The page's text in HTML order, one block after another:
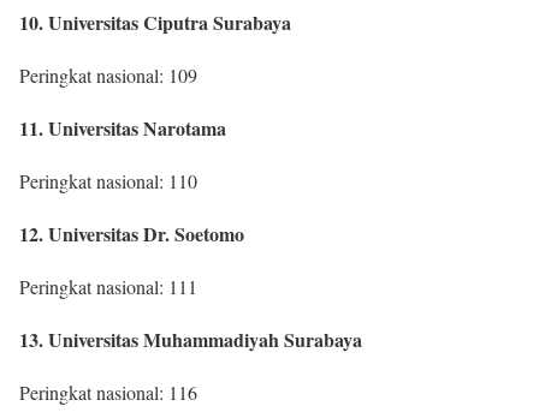
10. Universitas Ciputra Surabaya
Peringkat nasional: 109
11. Universitas Narotama
Peringkat nasional: 110
12. Universitas Dr. Soetomo
Peringkat nasional: 111
13. Universitas Muhammadiyah Surabaya
Peringkat nasional: 116